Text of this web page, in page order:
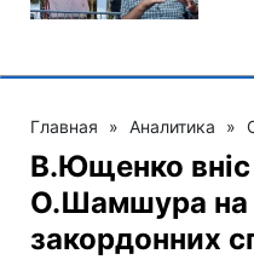
Главная » Аналитика »
В.Ющенко
О.Шамшура на
закордонних